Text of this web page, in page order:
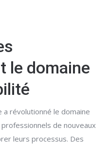
le domaine
a révolutionné le domaine
de nouveaux
leurs processus. Des